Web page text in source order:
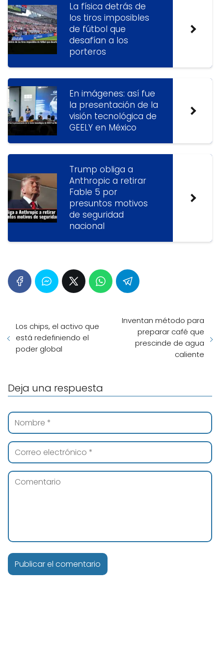
La física detrás de
los tiros imposibles
de fútbol que
desafían a los
porteros
En imágenes: así fue
la presentación de la
visión tecnológica de
GEELY en México
Trump obliga a
Anthropic a retirar
Fable 5 por
presuntos motivos
de seguridad
nacional
Los chips, el activo que
está redefiniendo el
poder global
Inventan método para
preparar café que
prescinde de agua
caliente
Deja una respuesta